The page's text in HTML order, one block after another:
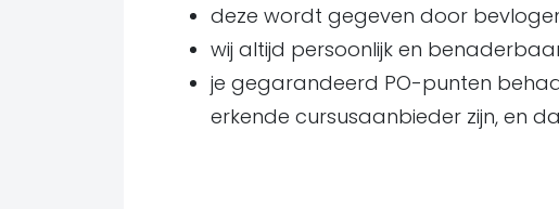
deze wordt gegeven door
wij altijd persoonlijk en
je gegarandeerd PO-punten
erkende cursusaanbieder zijn, en